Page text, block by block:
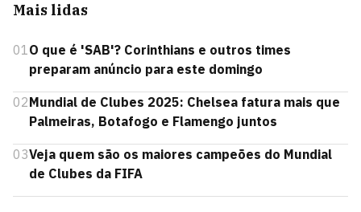
Mais lidas
01O que é 'SAB'? Corinthians e outros times
preparam anúncio para este domingo
02Mundial de Clubes 2025: Chelsea fatura mais que
Palmeiras, Botafogo e Flamengo juntos
03Veja quem são os maiores campeões do Mundial
de Clubes da FIFA